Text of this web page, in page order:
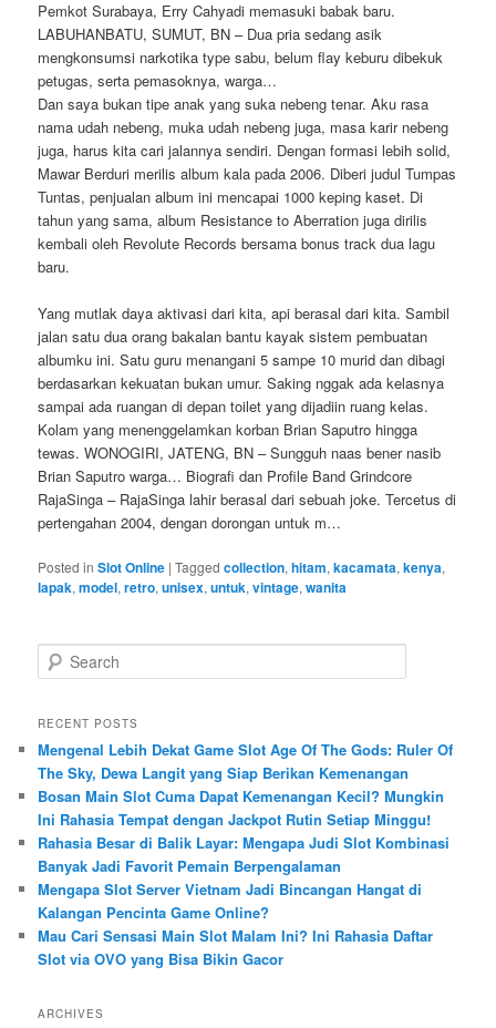
Pemkot Surabaya, Erry Cahyadi memasuki babak baru.
LABUHANBATU, SUMUT, BN – Dua pria sedang asik
mengkonsumsi narkotika type sabu, belum flay keburu dibekuk
petugas, serta pemasoknya, warga…
Dan saya bukan tipe anak yang suka nebeng tenar. Aku rasa
nama udah nebeng, muka udah nebeng juga, masa karir nebeng
juga, harus kita cari jalannya sendiri. Dengan formasi lebih solid,
Mawar Berduri merilis album kala pada 2006. Diberi judul Tumpas
Tuntas, penjualan album ini mencapai 1000 keping kaset. Di
tahun yang sama, album Resistance to Aberration juga dirilis
kembali oleh Revolute Records bersama bonus track dua lagu
baru.
Yang mutlak daya aktivasi dari kita, api berasal dari kita. Sambil
jalan satu dua orang bakalan bantu kayak sistem pembuatan
albumku ini. Satu guru menangani 5 sampe 10 murid dan dibagi
berdasarkan kekuatan bukan umur. Saking nggak ada kelasnya
sampai ada ruangan di depan toilet yang dijadiin ruang kelas.
Kolam yang menenggelamkan korban Brian Saputro hingga
tewas. WONOGIRI, JATENG, BN – Sungguh naas bener nasib
Brian Saputro warga… Biografi dan Profile Band Grindcore
RajaSinga – RajaSinga lahir berasal dari sebuah joke. Tercetus di
pertengahan 2004, dengan dorongan untuk m…
Posted in Slot Online |Tagged collection,hitam,kacamata,kenya,
lapak,model,retro,unisex,untuk,vintage,wanita
e
r
h
RECENT POSTS
Mengenal Lebih Dekat Game Slot Age Of The Gods: Ruler Of
The Sky, Dewa Langit yang Siap Berikan Kemenangan
Bosan Main Slot Cuma Dapat Kemenangan Kecil? Mungkin
Ini Rahasia Tempat dengan Jackpot Rutin Setiap Minggu!
Rahasia Besar di Balik Layar: Mengapa Judi Slot Kombinasi
Banyak Jadi Favorit Pemain Berpengalaman
Mengapa Slot Server Vietnam Jadi Bincangan Hangat di
Kalangan Pencinta Game Online?
Mau Cari Sensasi Main Slot Malam Ini? Ini Rahasia Daftar
Slot via OVO yang Bisa Bikin Gacor
ARCHIVES